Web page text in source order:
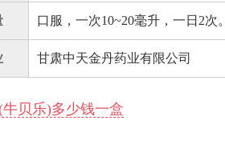
口服，一次10~20毫升，一日2次。
甘肃中天金丹药业有限公司
贝乐)多少钱一盒